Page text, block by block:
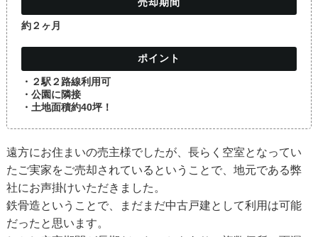
約２ヶ月
・２駅２路線利用可
・公園に隣接
・土地面積約40坪！
遠方にお住まいの売主様でしたが、長らく空室となってい
たご実家をご売却されているということで、地元である弊
社にお声掛けいただきました。
鉄骨造ということで、まだまだ中古戸建として利用は可能
だったと思います。